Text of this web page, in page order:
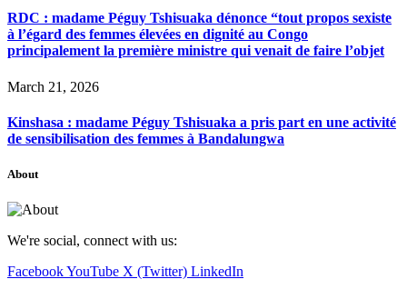
RDC : madame Péguy Tshisuaka dénonce “tout propos sexiste
à l’égard des femmes élevées en dignité au Congo
principalement la première ministre qui venait de faire l’objet
March 21, 2026
Kinshasa : madame Péguy Tshisuaka a pris part en une activité
de sensibilisation des femmes à Bandalungwa
About
We're social, connect with us:
FacebookYouTube X (Twitter) LinkedIn